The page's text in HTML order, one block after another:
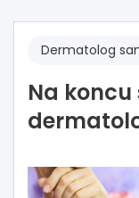
Dermatolog
Na koncu